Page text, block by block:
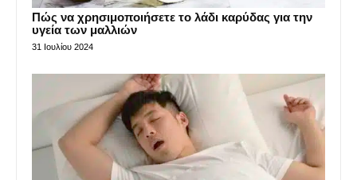
Πώς να χρησιμοποιήσετε το λάδι καρύδας για την
υγεία των μαλλιών
31 Ιουλίου 2024